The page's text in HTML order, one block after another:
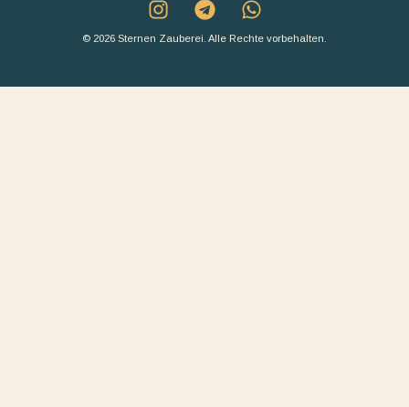
© 2026 Sternen Zauberei. Alle Rechte vorbehalten.